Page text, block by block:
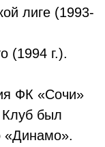
лиге (1993-
(1994 г.).
ФК «Сочи»
Клуб был
«Динамо».